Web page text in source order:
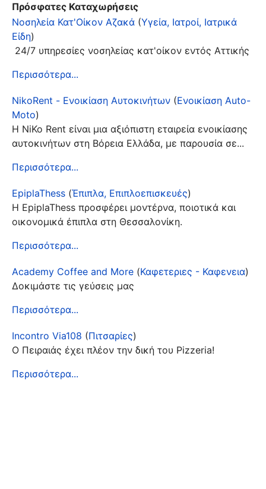
Πρόσφατες Καταχωρήσεις
Νοσηλεία Κατ'Οίκον Αζακά (Υγεία, Ιατροί, Ιατρικά
Είδη)
24/7 υπηρεσίες νοσηλείας κατ'οίκον εντός Αττικής
Περισσότερα...
NikoRent - Ενοικίαση Αυτοκινήτων (Ενοικίαση Auto-
Moto)
Η NiKo Rent είναι μια αξιόπιστη εταιρεία ενοικίασης
αυτοκινήτων στη Βόρεια Ελλάδα, με παρουσία σε...
Περισσότερα...
EpiplaThess (Έπιπλα, Επιπλοεπισκευές)
Η EpiplaThess προσφέρει μοντέρνα, ποιοτικά και
οικονομικά έπιπλα στη Θεσσαλονίκη.
Περισσότερα...
Academy Coffee and More (Καφετεριες - Καφενεια)
Δοκιμάστε τις γεύσεις μας
Περισσότερα...
Incontro Via108 (Πιτσαρίες)
Ο Πειραιάς έχει πλέον την δική του Pizzeria!
Περισσότερα...